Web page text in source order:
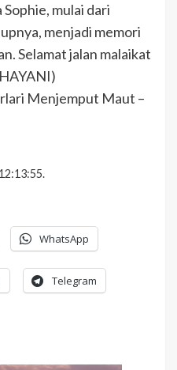
mulai dari
menjadi memori
Selamat jalan malaikat
Menjemput Maut –
WhatsApp
Telegram